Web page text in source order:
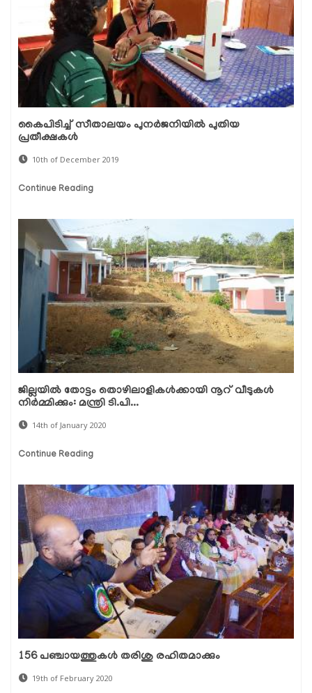
കൈപിടിച്ച് സീതാലയം പുനര്‍ജനിയില്‍ പുതിയ
പ്രതീക്ഷകള്‍
10th of December 2019
Continue Reading
ജില്ലയില്‍ തോട്ടം തൊഴിലാളികള്‍ക്കായി നൂറ് വീടുകള്‍
നിര്‍മ്മിക്കും: മന്ത്രി ടി.പി...
14th of January 2020
Continue Reading
156 പഞ്ചായത്തുകള്‍ തരിശു രഹിതമാക്കും
19th of February 2020